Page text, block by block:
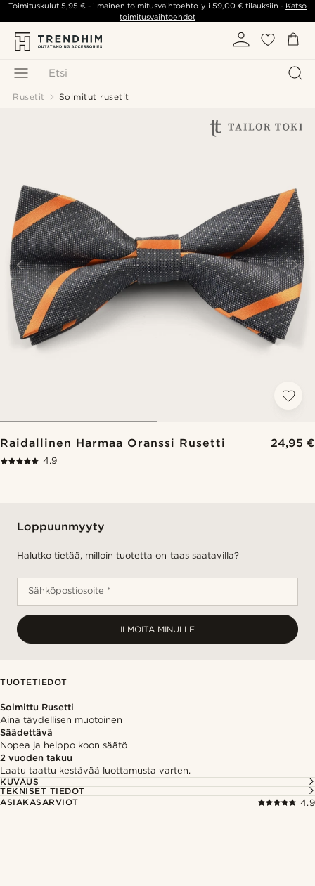
Etsi
Toimituskulut5,95 € - ilmainen toimitusvaihtoehto yli 59,00 €tilauksiin - Katso
toimitusvaihtoehdot
Rusetit Solmitut rusetit
Raidallinen Harmaa Oranssi Rusetti 24,95 €
4.9
Loppuunmyyty
Halutko tietää, milloin tuotetta on taas saatavilla?
Sähköpostiosoite *
ILMOITA MINULLE
TUOTETIEDOT
Solmittu Rusetti
Aina täydellisen muotoinen
Säädettävä
Nopea ja helppo koon säätö
2 vuoden takuu
Laatu taattu kestävää luottamusta varten.
KUVAUS
TEKNISET TIEDOT
ASIAKASARVIOT
4.9